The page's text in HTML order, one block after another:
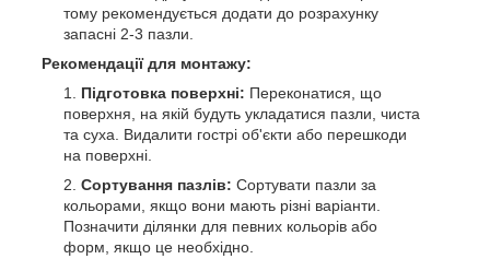
тому рекомендується додати до розрахунку
запасні 2-3 пазли.
Рекомендації для монтажу:
Підготовка поверхні: Переконатися, що
поверхня, на якій будуть укладатися пазли, чиста
та суха. Видалити гострі об'єкти або перешкоди
на поверхні.
Сортування пазлів: Сортувати пазли за
кольорами, якщо вони мають різні варіанти.
Позначити ділянки для певних кольорів або
форм, якщо це необхідно.